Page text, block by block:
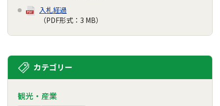
入札経過
（PDF形式：3 MB）
カテゴリー
観光・産業